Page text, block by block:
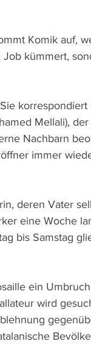
Komik auf,
kümmert,
Mellali),
Nachbarn
immer
deren Vater
eine Woche
bis Samstag
ein
wird